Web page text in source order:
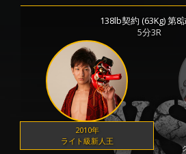
138lb契約 (63Kg) 第8
5分3R
2010年
ライト級新人王